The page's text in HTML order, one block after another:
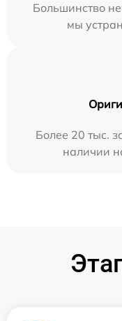
Большинство
мы
Более 20 тыс.
наличии